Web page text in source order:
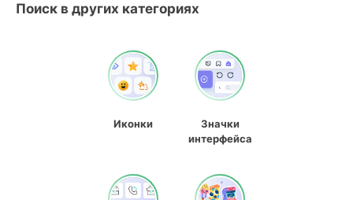
Поиск в других категориях
Иконки
Значки
интерфейса